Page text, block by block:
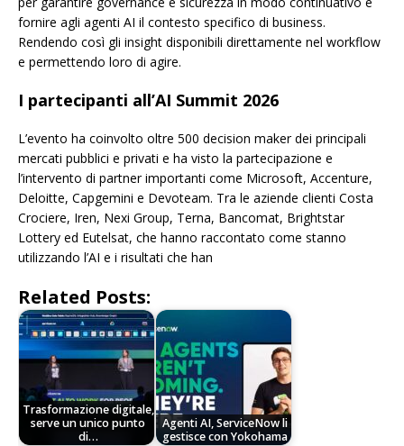
fornire agli agenti AI il contesto specifico di business.
Rendendo così gli insight disponibili direttamente nel workflow
e permettendo loro di agire.
I partecipanti all’AI Summit 2026
L’evento ha coinvolto oltre 500 decision maker dei principali
mercati pubblici e privati e ha visto la partecipazione e
l’intervento di partner importanti come Microsoft, Accenture,
Deloitte, Capgemini e Devoteam. Tra le aziende clienti Costa
Crociere, Iren, Nexi Group, Terna, Bancomat, Brightstar
Lottery ed Eutelsat, che hanno raccontato come stanno
utilizzando l’AI e i risultati che han
Related Posts:
Trasformazione digitale,
serve un unico punto
di…
Agenti AI, ServiceNow li
gestisce con Yokohama